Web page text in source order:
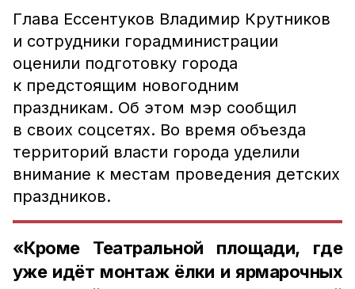
Глава Ессентуков Владимир Крутников
и сотрудники горадминистрации
оценили подготовку города
к предстоящим новогодним
праздникам. Об этом мэр сообщил
в своих соцсетях. Во время объезда
территорий власти города уделили
внимание к местам проведения детских
праздников.
«Кроме Театральной площади, где
уже идёт монтаж ёлки и ярмарочных